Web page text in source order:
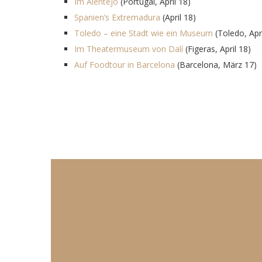
Spanien’s Extremadura (April 18)
Toledo – eine Stadt wie ein Museum (Toledo,
Im Theatermuseum von Dalí (Figeras, April 18)
Auf Foodtour in Barcelona (Barcelona, März 17)